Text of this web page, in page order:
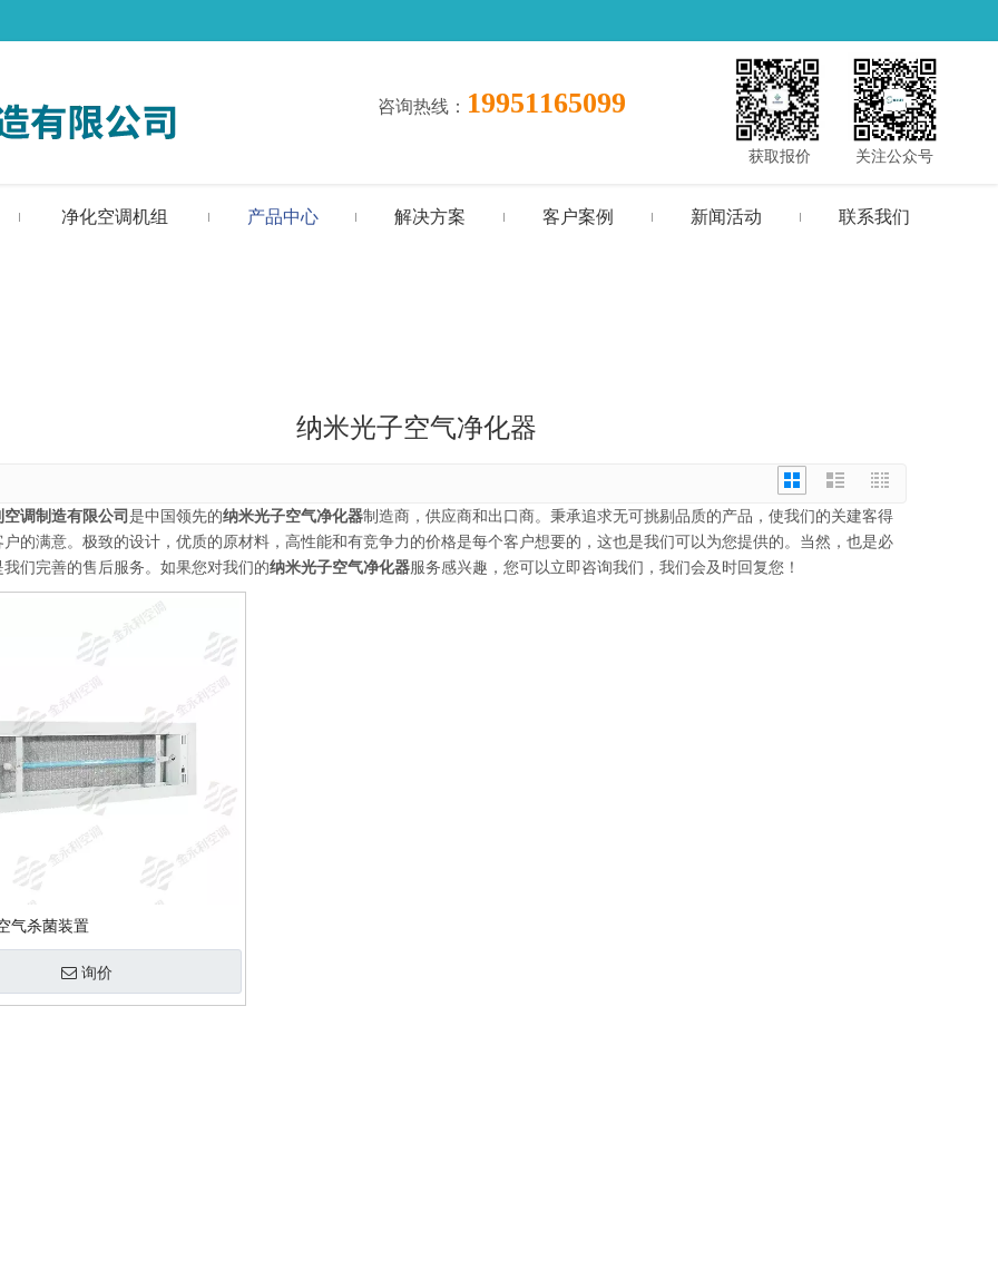
咨询热线 ： 19951165099
获取报价 关注公众号
净化空调机组 产品中心 解决方案 客户案例 新闻活动 联系我们
纳米光子空气净化器
调制造有限公司 是中国领先的纳米光子空气净化器制造商，供应商和出口商。秉承追求无可挑剔品质的产品，使我们的关建客得
户的满意。极致的设计，优质的原材料，高性能和有竞争力的价格是每个客户想要的，这也是我们可以为您提供的。当然，也是必
我们完善的售后服务。如果您对我们的纳米光子空气净化器服务感兴趣，您可以立即咨询我们，我们会及时回复您！
气杀菌装置
询价